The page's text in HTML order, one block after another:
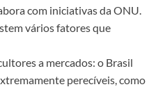
com iniciativas da ONU.
vários fatores que
a mercados: o Brasil
perecíveis, como